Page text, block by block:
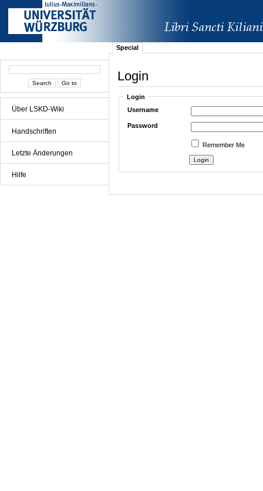
Über LSKD-Wiki
Handschriften
Letzte Änderungen
Hilfe
Special
Login
Login
Username
Password
Remember Me